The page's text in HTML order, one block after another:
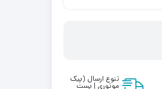
تنوع ارسال (پیک
موتوری | پست